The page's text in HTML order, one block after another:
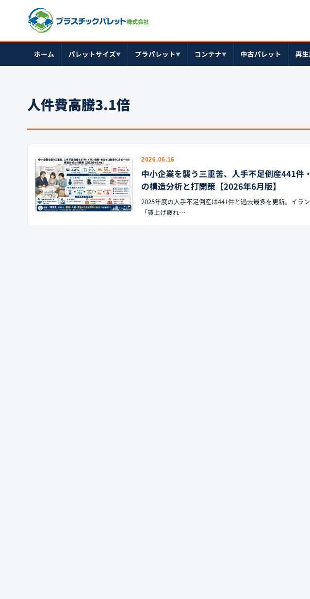
ホーム パレットサイズ▼ プラパレット▼ コンテナ▼ 中古パレット 再
人件費高騰3.1倍
2026.06.16
中小企業を襲う三重苦、人手不足倒産441件
の構造分析と打開策【2026年6月版】
2025年度の人手不足倒産は441件と過去最多を更新。イラ
「賃上げ疲れ…